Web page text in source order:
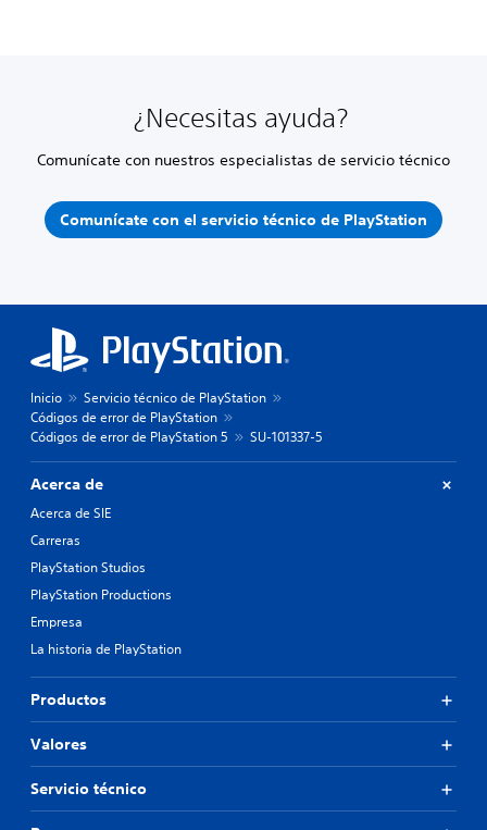
¿Necesitas ayuda?
Comunícate con nuestros especialistas de servicio técnico
Comunícate con el servicio técnico de PlayStation
Inicio
Servicio técnico de PlayStation
Códigos de error de PlayStation
Códigos de error de PlayStation 5
SU-101337-5
Acerca de
Acerca de SIE
Carreras
PlayStation Studios
PlayStation Productions
Empresa
La historia de PlayStation
Productos
Valores
Servicio técnico